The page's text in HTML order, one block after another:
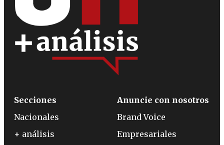
Secciones
Nacionales
+ análisis
Anuncie con nosotros
Brand Voice
Empresariales